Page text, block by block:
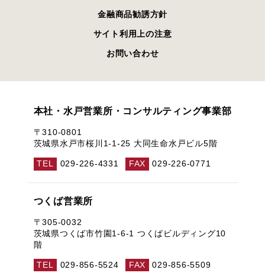
金融商品勧誘方針
サイト利用上の注意
お問い合わせ
本社・水戸営業所・コンサルティング事業部
〒310-0801
茨城県水戸市桜川1-1-25 大同生命水戸ビル5階
TEL 029-226-4331 FAX 029-226-0771
つくば営業所
〒305-0032
茨城県つくば市竹園1-6-1 つくばビルディング10
階
TEL 029-856-5524 FAX 029-856-5509